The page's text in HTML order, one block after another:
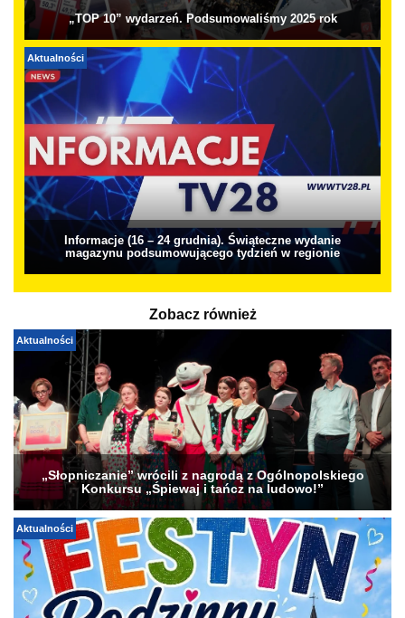
„TOP 10” wydarzeń. Podsumowaliśmy 2025 rok
Aktualności
Informacje (16 – 24 grudnia). Świąteczne wydanie
magazynu podsumowującego tydzień w regionie
Zobacz również
Aktualności
„Słopniczanie” wrócili z nagrodą z Ogólnopolskiego
Konkursu „Śpiewaj i tańcz na ludowo!”
Aktualności